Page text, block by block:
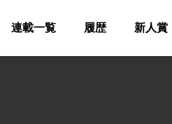
連載一覧 履歴 新人賞